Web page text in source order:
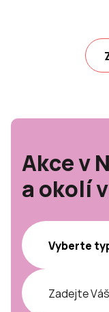
Akce v
a okolí